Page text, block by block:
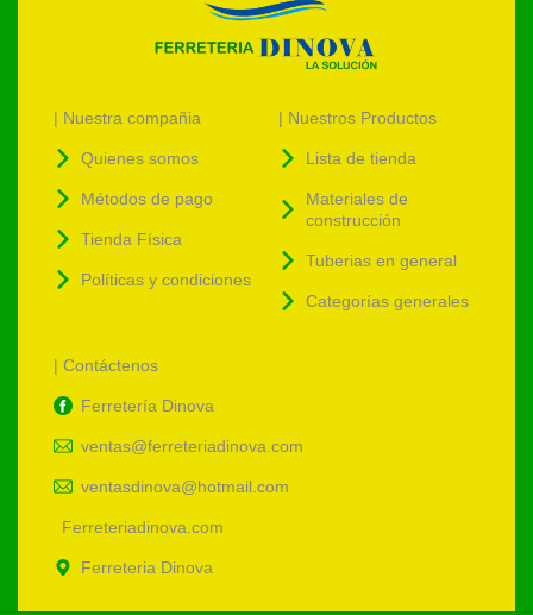
| Nuestra compañia
Quienes somos
Métodos de pago
Tienda Física
Políticas y condiciones
| Nuestros Productos
Lista de tienda
Materiales de
construcción
Tuberias en general
Categorías generales
| Contáctenos
Ferretería Dinova
ventas@ferreteriadinova.com
ventasdinova@hotmail.com
Ferreteriadinova.com
Ferreteria Dinova